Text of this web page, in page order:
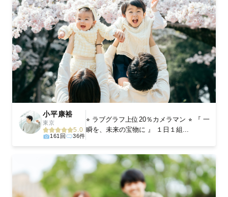
小平康裕
東京
5.0
161回 36件
⭐︎ ラブグラフ上位20％カメラマン ⭐︎ 『 一
瞬を、未来の宝物に 』 １日１組...